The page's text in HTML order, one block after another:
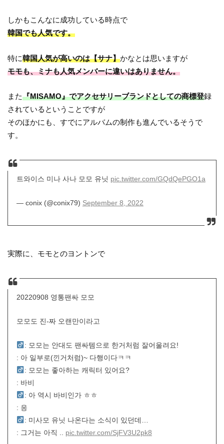
しかもこんなに成功している時点で
韓国でも人気です。
特に韓国人気が高いのは【サナ】かなとは思いますが
モモも、ミナも人気メンバーに違いはありません。
また『MISAMO』でアクセサリーブランドとしての商標登録
されているということですが
そのほかにも、すでにアルバムの制作も進んでいるそうで
す。
트와이스 미나 사나 모모 유닛 pic.twitter.com/GQdQePGO1a
— conix (@conix79) September 8, 2022
実際に、モモとのヨントンで
20220908 영통팬싸 모모
모모도 진-짜 오랜만이라고
: 모모는 안대도 팬싸템으로 한거처럼 잘어울려요!
: 아 일부로(낀거처럼)~ 다행이다ㅋㅋ
: 모모는 좋아하는 캐릭터 있어요?
: 바비
: 아 역시 바비인가 ㅎㅎ
: 응
: 미사모 유닛 나온다는 소식이 있던데…
: 그거는 아직 .. pic.twitter.com/SjFV3U2pk8